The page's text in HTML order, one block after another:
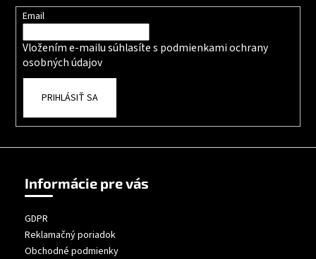
Email
Vložením e-mailu súhlasíte s podmienkami ochrany
osobných údajov
PRIHLÁSIŤ SA
Informácie pre vás
GDPR
Reklamačný poriadok
Obchodné podmienky